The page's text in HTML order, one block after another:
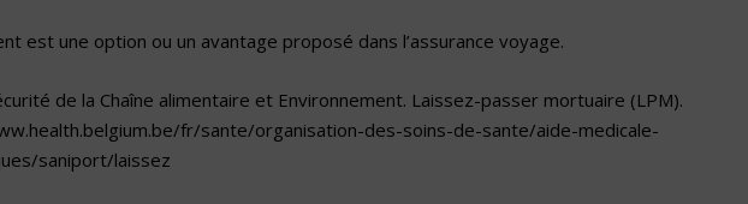
est une option ou un avantage proposé dans l’assurance voyage.
de la Chaîne alimentaire et Environnement. Laissez-passer mortuaire (LPM).
fr/sante/organisation-des-soins-de-sante/aide-medicale-
saniport/laissez